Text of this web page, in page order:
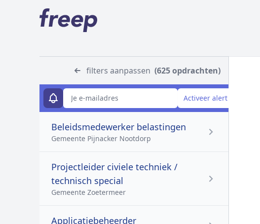
filters aanpassen (625 opdrachten)
E-mailadres
Activeer alert
Beleidsmedewerker belastingen
Gemeente Pijnacker Nootdorp
Projectleider civiele techniek /
technisch special
Gemeente Zoetermeer
Applicatiebeheerder